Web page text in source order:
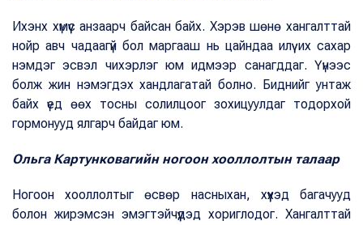
Ихэнх хүмүүс анзаарч байсан байх. Хэрэв шөнө хангалттай
нойр авч чадаагүй бол маргааш нь цайндаа илүү их сахар
нэмдэг эсвэл чихэрлэг юм идмээр санагддаг. Үүнээс
болж жин нэмэгдэх хандлагатай болно. Биднийг унтаж
байх үед өөх тосны солилцоог зохицуулдаг тодорхой
гормонууд ялгарч байдаг юм.
Ольга Картунковагийн ногоон хооллолтын талаар
Ногоон хооллолтыг өсвөр насныхан, хүүхэд багачууд
болон жирэмсэн эмэгтэйчүүдэд хориглодог. Хангалттай